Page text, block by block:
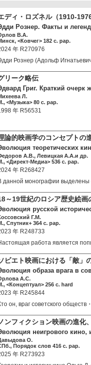
ディ・ロズネル（1910-
Рознер. Факты и
В.А.
<Ковчег> 182 c. pap.
年 R270976
Рознер (Адольф Игнатьевич
リーク略伝
Григ. Краткий очерк
Л.
<Музыка> 80 c. pap.
年 R56531
論的映画学のコンセプトの
теоретических
А.В., Левицкая А.А.и др.
<Директ-Медиа> 536 c. pap.
年 R268427
данной монографии выделены
～19世紀のロシア歴史絵画
русской
Г.М.
Спутник+ 364 c. pap.
年 R248733
работа является
ビエト映画における「敵
образа врага в
А.С.
<Концептуал> 256 c. hard
年 R245844
он, враг советского обществ
ンフィクション映画の進化
неигрового
О.
Порядок слов 416 c. pap.
年 R273923